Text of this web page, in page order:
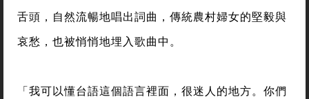
舌頭，自然流暢地唱出詞曲，傳統農村婦女的堅毅與
哀愁，也被悄悄地埋入歌曲中。
「我可以懂台語這個語言裡面，很迷人的地方。你們